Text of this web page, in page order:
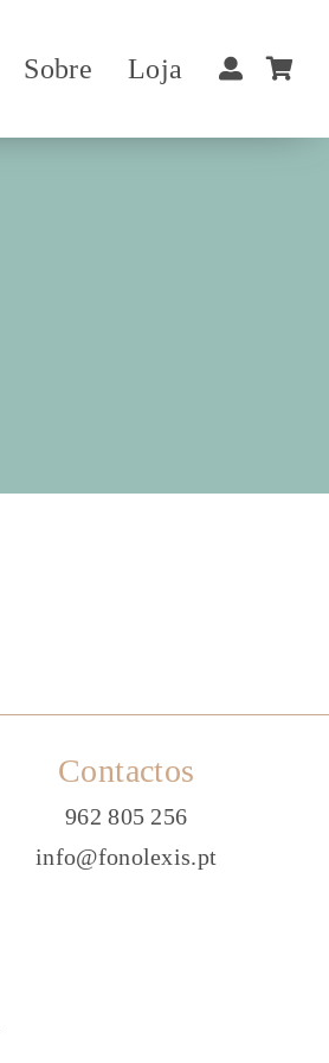
Sobre Loja
Contactos
962 805 256
info@fonolexis.pt